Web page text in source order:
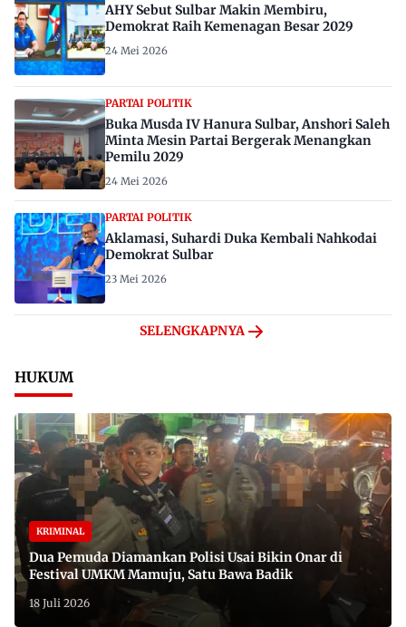
AHY Sebut Sulbar Makin Membiru,
Demokrat Raih Kemenagan Besar 2029
24 Mei 2026
PARTAI POLITIK
Buka Musda IV Hanura Sulbar, Anshori Saleh
Minta Mesin Partai Bergerak Menangkan
Pemilu 2029
24 Mei 2026
PARTAI POLITIK
Aklamasi, Suhardi Duka Kembali Nahkodai
Demokrat Sulbar
23 Mei 2026
SELENGKAPNYA
HUKUM
KRIMINAL
Dua Pemuda Diamankan Polisi Usai Bikin Onar di
Festival UMKM Mamuju, Satu Bawa Badik
18 Juli 2026